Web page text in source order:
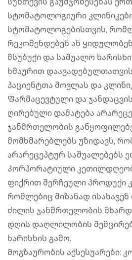
Სტომატოლოგიური
სტომატოლოგებისთვის,
რეკომენდებენ ან
მსუბუქი და საშუალო
ხმაურით
პაციენტთა მოვლას და
Ფარმაცევტული და
ღირებული დამატება
ჯანმრთელობის
მომხმარებლებს უზიდავს,
არარეცეპტურ საშუალებებს
Კორპორატიული
ფიქრით შერჩეული პროდუქი
რომლებიც მიზანად
ძილის ჯანმრთელობის
დღის დაღლილობის
ხარისხის გამო.
Მოგზაურობის აქსესუარები: